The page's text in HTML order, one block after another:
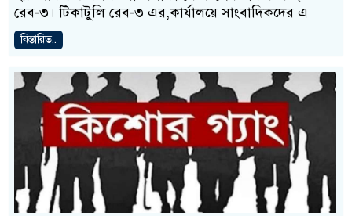
রেব-৩। টিকাটুলি রেব-৩ এর,কার্যালয়ে সাংবাদিকদের এ
বিস্তারিত..